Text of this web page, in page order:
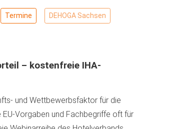
Termine DEHOGA Sachsen
– kostenfreie IHA-
und Wettbewerbsfaktor für die
Vorgaben und Fachbegriffe oft für